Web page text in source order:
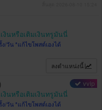
งินหรือเติมเงินทรูมันนี่
/วัน *แก้ไขโพสต์เองได้
ลงตำแหน่งนี้
vvip
งินหรือเติมเงินทรูมันนี่
/วัน *แก้ไขโพสต์เองได้